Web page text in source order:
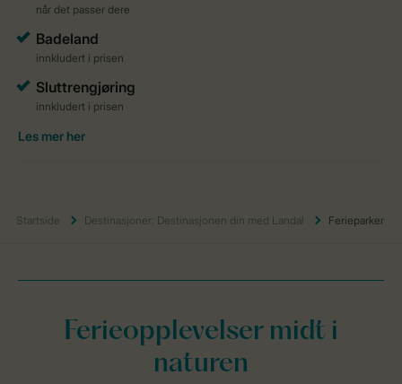
Startside Destinasjoner: Destinasjonen din med Landal Ferieparker
Ferieopplevelser midt i
naturen